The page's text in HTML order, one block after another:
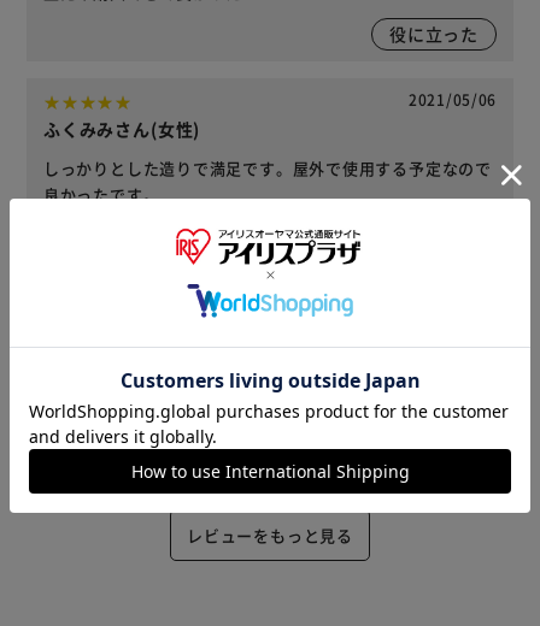
役に立った
2021/05/06
ふくみみさん(女性)
しっかりとした造りで満足です。屋外で使用する予定なので
良かったです。
庭用に購入しました。思ったよりもコンパクトなサイズ感で
した。中に袋留めが付いているので使いやすいです。色は写
真よりも明るい青でした。
役に立った
レビューをもっと見る